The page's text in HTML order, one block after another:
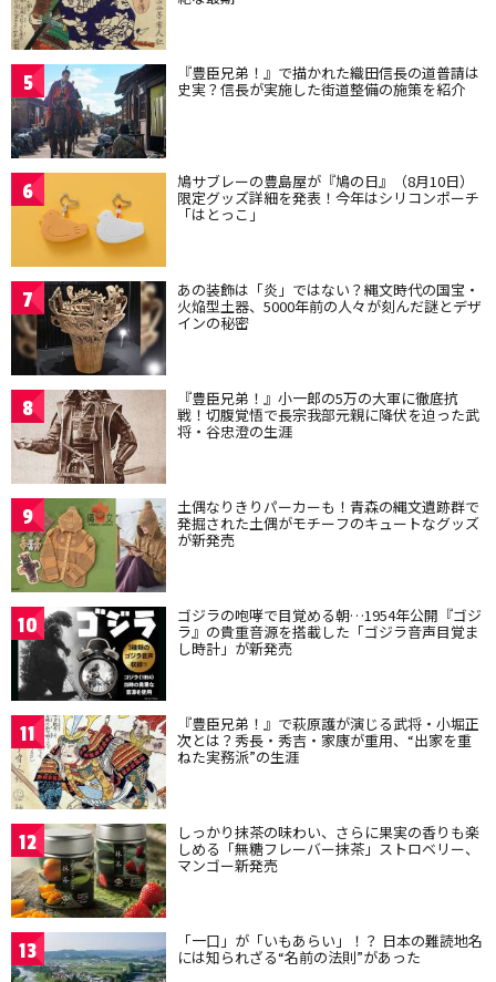
5 『豊臣兄弟！』で描かれた織田信長の道普請は
史実？信長が実施した街道整備の施策を紹介
6 鳩サブレーの豊島屋が『鳩の日』（8月10日）
限定グッズ詳細を発表！今年はシリコンポーチ
「はとっこ」
7 あの装飾は「炎」ではない？縄文時代の国宝・
火焔型土器、5000年前の人々が刻んだ謎とデザ
インの秘密
8 『豊臣兄弟！』小一郎の5万の大軍に徹底抗
戦！切腹覚悟で長宗我部元親に降伏を迫った武
将・谷忠澄の生涯
9 土偶なりきりパーカーも！青森の縄文遺跡群で
発掘された土偶がモチーフのキュートなグッズ
が新発売
10 ゴジラの咆哮で目覚める朝…1954年公開『ゴジ
ラ』の貴重音源を搭載した「ゴジラ音声目覚ま
し時計」が新発売
11 『豊臣兄弟！』で萩原護が演じる武将・小堀正
次とは？秀長・秀吉・家康が重用、“出家を重
ねた実務派”の生涯
12 しっかり抹茶の味わい、さらに果実の香りも楽
しめる「無糖フレーバー抹茶」ストロベリー、
マンゴー新発売
13 「一口」が「いもあらい」！？ 日本の難読地名
には知られざる“名前の法則”があった